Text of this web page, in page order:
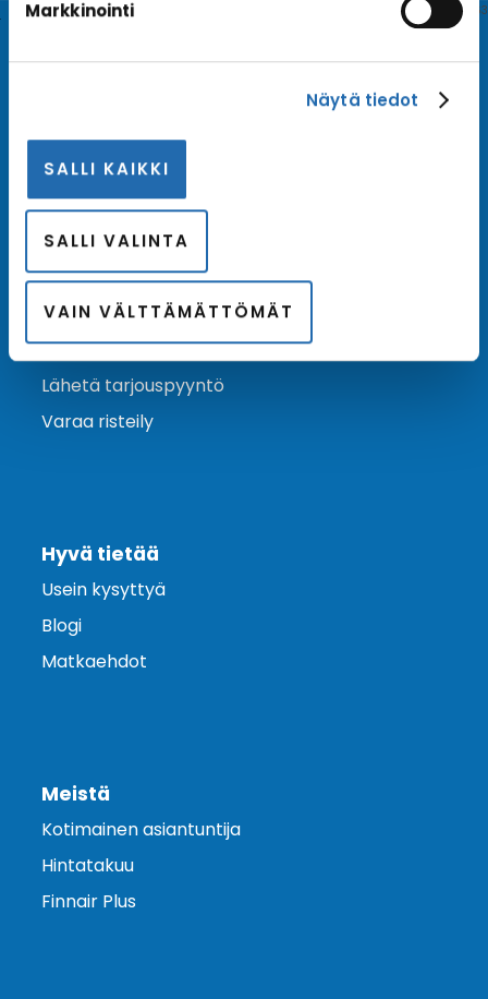
Markkinointi
Näytä tiedot
SALLI KAIKKI
SALLI VALINTA
VAIN VÄLTTÄMÄTTÖMÄT
V4.1663
varustamoiden tarjouksista ja kampanjaeduista.
Ota yhteyttä
Asiakaspalvelu
Lähetä tarjouspyyntö
Varaa risteily
Hyvä tietää
Usein kysyttyä
Blogi
Matkaehdot
Meistä
Kotimainen asiantuntija
Hintatakuu
Finnair Plus